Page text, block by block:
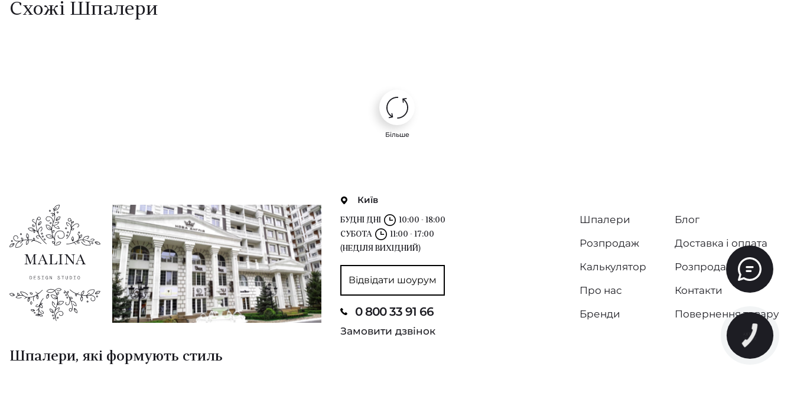
Схожі Шпалери
Більше
Київ
БУДНІ ДНІ
10:00 - 18:00
СУБОТА
11:00 - 17:00
(НЕДІЛЯ ВИХІДНИЙ)
Відвідати шоурум
0 800 33 91 66
Замовити дзвінок
Шпалери
Розпродаж
Калькулятор
Про нас
Бренди
Блог
Доставка і оплата
Розпродаж
Контакти
Повернення товару
Шпалери, які формують стиль